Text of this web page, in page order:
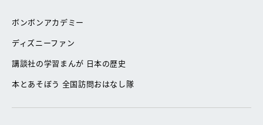
ボンボンアカデミー
ディズニーファン
講談社の学習まんが 日本の歴史
本とあそぼう 全国訪問おはなし隊